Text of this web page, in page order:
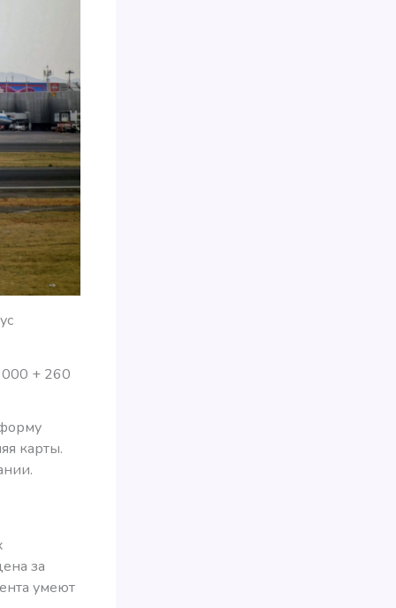
+ 260
карты.
за
умеют